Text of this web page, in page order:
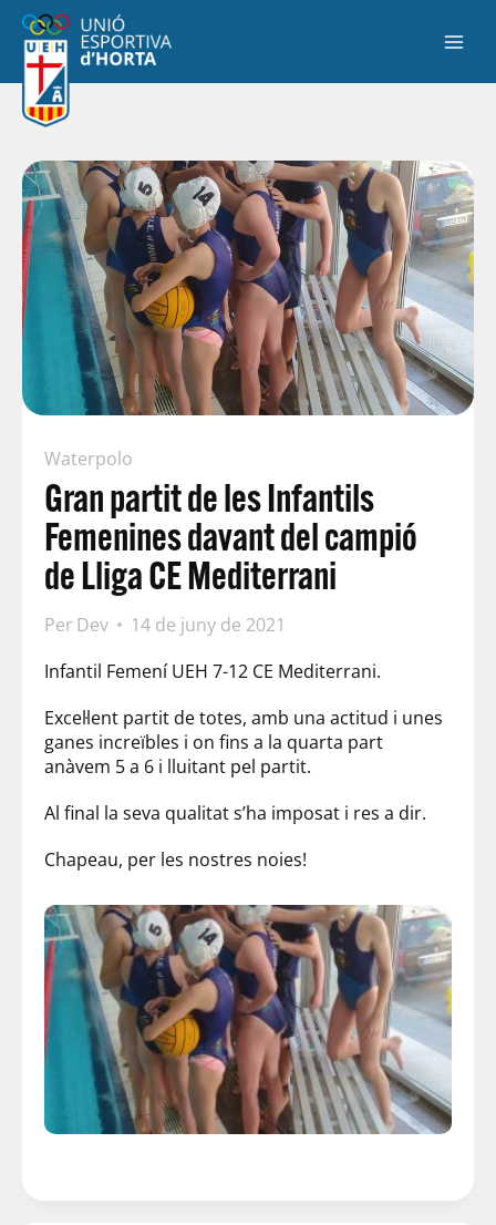
Waterpolo
Gran partit de les Infantils
Femenines davant del campió
de Lliga CE Mediterrani
Per Dev
14 de juny de 2021
Infantil Femení UEH 7-12 CE Mediterrani.
Excel·lent partit de totes, amb una actitud i unes
ganes increïbles i on fins a la quarta part
anàvem 5 a 6 i lluitant pel partit.
Al final la seva qualitat s’ha imposat i res a dir.
Chapeau, per les nostres noies!